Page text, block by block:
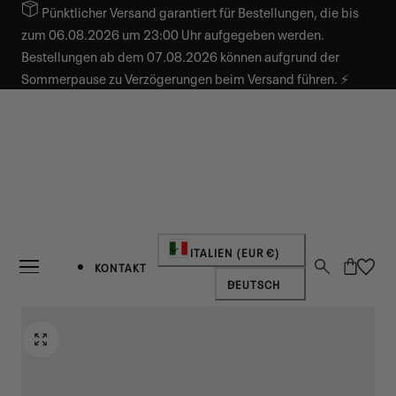
SPRINGEN
Pünktlicher Versand garantiert für Bestellungen, die bis
zum 06.08.2026 um 23:00 Uhr aufgegeben werden.
Bestellungen ab dem 07.08.2026 können aufgrund der
Sommerpause zu Verzögerungen beim Versand führen. ⚡
KONTAKT
Land/Region
ITALIEN (EUR €)
Sprache
DEUTSCH
Warenkorb